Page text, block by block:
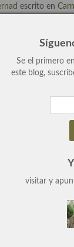
escrito en
checo, český
me
idea más […]
Se el primero
este blog,
visitar y